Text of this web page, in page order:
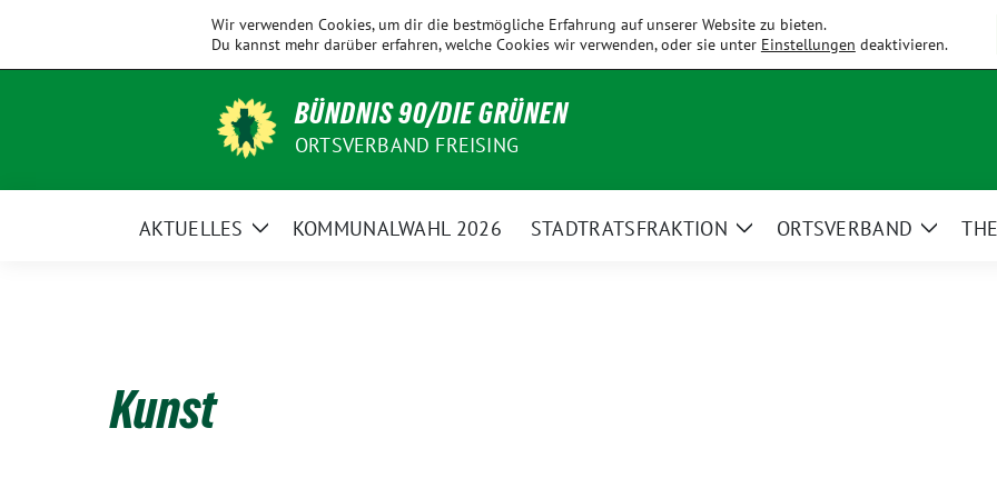
Inhalt
Allershausen Ampertal Eching Fahrenzhausen Hallbergmoos Holledau
BÜNDNIS 90/DIE GRÜNEN
ORTSVERBAND FREISING
AKTUELLES
ZeigeKOMMUNALWAHL 2026 STADTRATSFRAKTION
ZeigeORTSVERBAND
Zeige
Kunst
Wir verwenden Cookies, um dir die bestmögliche Erfahrung auf unserer Website zu bieten.
Du kannst mehr darüber erfahren, welche Cookies wir verwenden, oder sie unter Einstellungen deaktivieren.